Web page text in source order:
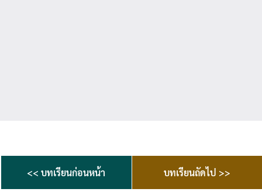
<< บทเรียนก่อนหน้า บทเรียนถัดไป >>